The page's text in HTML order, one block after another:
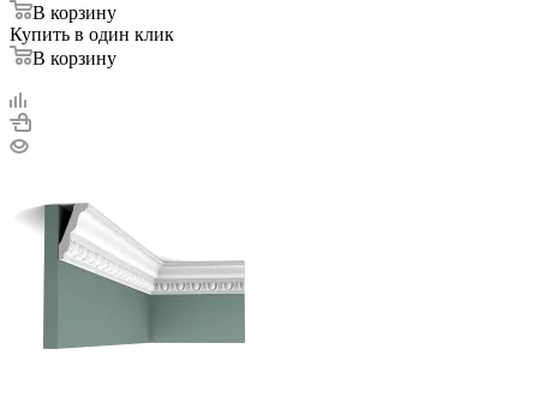
В корзину
Купить в один клик
В корзину